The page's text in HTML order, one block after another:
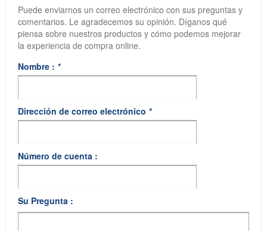
Puede enviarnos un correo electrónico con sus preguntas y
comentarios. Le agradecemos su opinión. Díganos qué
piensa sobre nuestros productos y cómo podemos mejorar
la experiencia de compra online.
Nombre : *
Dirección de correo electrónico *
Número de cuenta :
Su Pregunta :